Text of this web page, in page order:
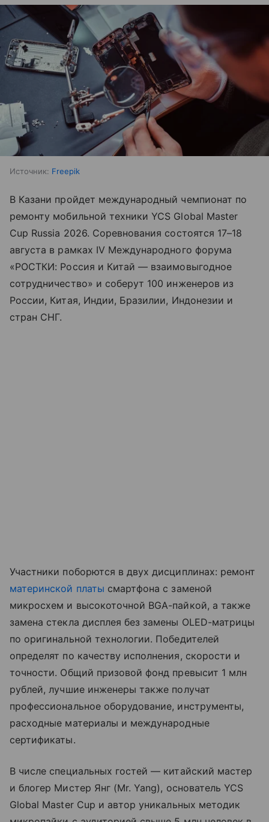
Источник: Freepik
В Казани пройдет международный чемпионат по
ремонту мобильной техники YCS Global Master
Cup Russia 2026. Соревнования состоятся 17–18
августа в рамках IV Международного форума
«РОСТКИ: Россия и Китай — взаимовыгодное
сотрудничество» и соберут 100 инженеров из
России, Китая, Индии, Бразилии, Индонезии и
стран СНГ.
Участники поборются в двух дисциплинах: ремонт
материнской платы смартфона с заменой
микросхем и высокоточной BGA-пайкой, а также
замена стекла дисплея без замены OLED-матрицы
по оригинальной технологии. Победителей
определят по качеству исполнения, скорости и
точности. Общий призовой фонд превысит 1 млн
рублей, лучшие инженеры также получат
профессиональное оборудование, инструменты,
расходные материалы и международные
сертификаты.
В числе специальных гостей — китайский мастер
и блогер Мистер Янг (Mr. Yang), основатель YCS
Global Master Cup и автор уникальных методик